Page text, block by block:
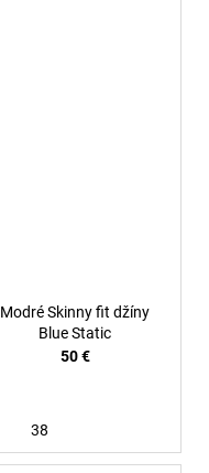
Modré Skinny fit džíny
Blue Static
50 €
38